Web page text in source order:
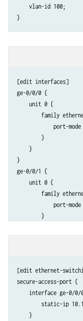
    vlan-id 100;
[edit interfaces]
ge-0/0/0 {
    unit 0 {
family
port-mode
        }
    }
}
ge-0/0/1 {
    unit 0 {
family
port-mode
        }
family
            vlan {
            }
        }
[edit ethernet-
secure-access-port {
interface ge-0/0/
static-ip
    }